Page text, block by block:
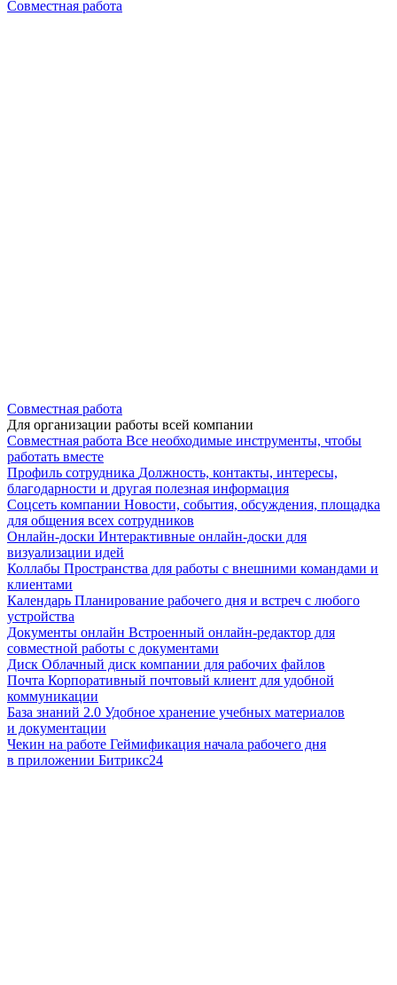
Совместная работа
Совместная работа
Для организации работы всей компании
Совместная работа Все необходимые инструменты, чтобы
работать вместе
Профиль сотрудника Должность, контакты, интересы,
благодарности и другая полезная информация
Соцсеть компании Новости, события, обсуждения, площадка
для общения всех сотрудников
Онлайн-доски Интерактивные онлайн-доски для
визуализации идей
Коллабы Пространства для работы с внешними командами и
клиентами
Календарь Планирование рабочего дня и встреч с любого
устройства
Документы онлайн Встроенный онлайн-редактор для
совместной работы с документами
Диск Облачный диск компании для рабочих файлов
Почта Корпоративный почтовый клиент для удобной
коммуникации
База знаний 2.0 Удобное хранение учебных материалов
и документации
Чекин на работе Геймификация начала рабочего дня
в приложении Битрикс24